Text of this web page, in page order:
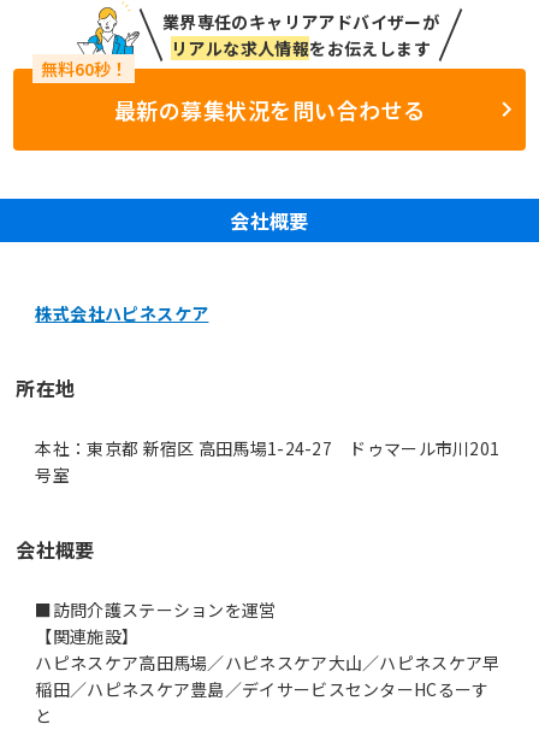
業界専任のキャリアアドバイザーが
リアルな求人情報をお伝えします
最新の募集状況を問い合わせる
会社概要
株式会社ハピネスケア
所在地
本社：東京都 新宿区 高田馬場1-24-27 ドゥマール市川201
号室
会社概要
■訪問介護ステーションを運営
【関連施設】
ハピネスケア高田馬場／ハピネスケア大山／ハピネスケア早
稲田／ハピネスケア豊島／デイサービスセンターHCるーす
と